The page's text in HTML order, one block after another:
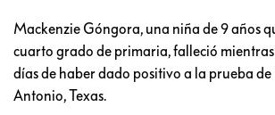
Mackenzie Góngora, una niña de 9 años
cuarto grado de primaria, falleció
días de haber dado positivo a la prueba de
Antonio, Texas.